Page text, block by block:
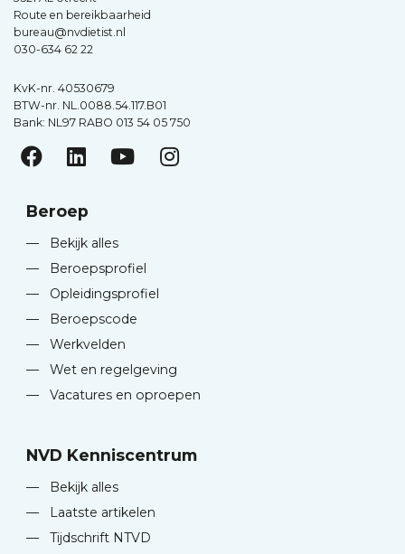
Route en bereikbaarheid
bureau@nvdietist.nl
030-634 62 22
KvK-nr. 40530679
BTW-nr. NL.0088.54.117.B01
Bank: NL97 RABO 013 54 05 750
Beroep
—
Bekijk alles
—
Beroepsprofiel
—
Opleidingsprofiel
—
Beroepscode
—
Werkvelden
—
Wet en regelgeving
—
Vacatures en oproepen
NVD Kenniscentrum
—
Bekijk alles
—
Laatste artikelen
—
Tijdschrift NTVD